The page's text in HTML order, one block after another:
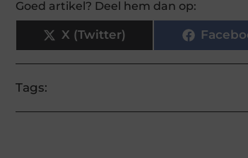
Goed artikel? Deel hem dan op:
X (Twitter)
Tags: